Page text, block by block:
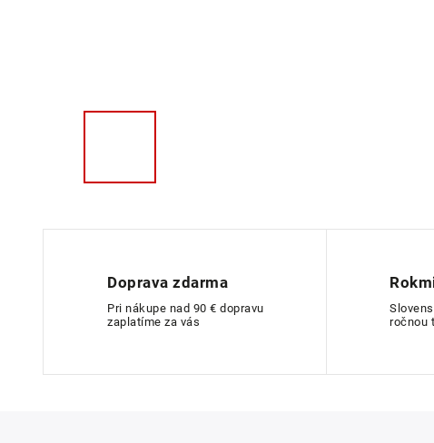
Doprava zdarma
Pri nákupe nad 90 € dopravu
zaplatíme za vás
ročnou